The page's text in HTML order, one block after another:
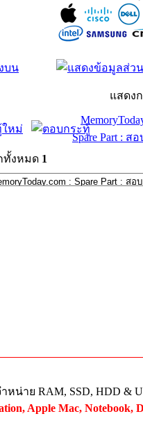
บน
แสดง
Spare Part : ส
ทั้งหมด 1
หน่าย RAM, SSD, HDD &
Apple Mac, Notebook,